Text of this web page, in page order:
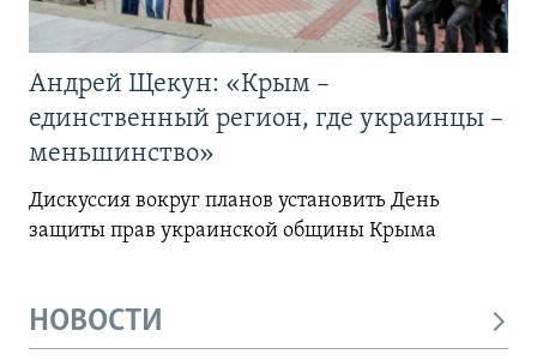
Андрей Щекун: «Крым –
единственный регион, где украинцы –
меньшинство»
Дискуссия вокруг планов установить День
защиты прав украинской общины Крыма
НОВОСТИ